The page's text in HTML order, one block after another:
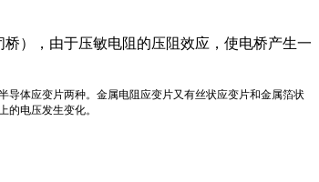
），由于压敏电阻的压阻效应，使电桥产生一
导体应变片两种。金属电阻应变片又有丝状应变片和金属箔状
的电压发生变化。